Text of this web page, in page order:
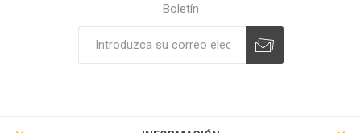
Boletín